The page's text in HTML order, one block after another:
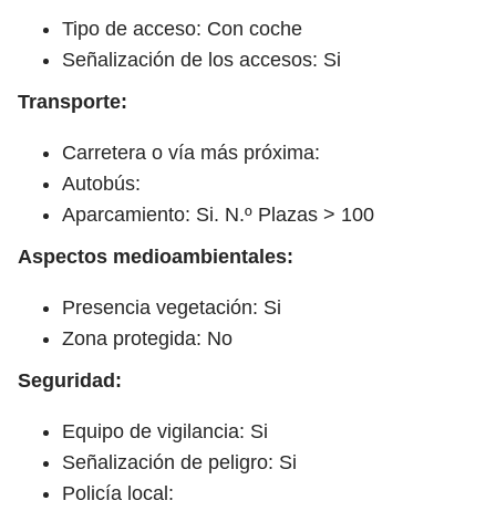
Tipo de acceso: Con coche
Señalización de los accesos: Si
Transporte:
Carretera o vía más próxima:
Autobús:
Aparcamiento: Si. N.º Plazas > 100
Aspectos medioambientales:
Presencia vegetación: Si
Zona protegida: No
Seguridad:
Equipo de vigilancia: Si
Señalización de peligro: Si
Policía local: